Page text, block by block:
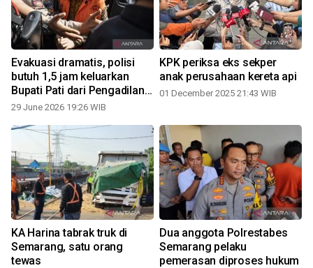
Evakuasi dramatis, polisi
butuh 1,5 jam keluarkan
Bupati Pati dari Pengadilan
Tipikor
29 June 2026 19:26 WIB
KPK periksa eks sekper
anak perusahaan kereta api
01 December 2025 21:43 WIB
KA Harina tabrak truk di
Semarang, satu orang
tewas
Dua anggota Polrestabes
Semarang pelaku
pemerasan diproses hukum